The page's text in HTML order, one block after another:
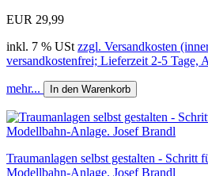
EUR 29,99
inkl. 7 % USt zzgl. Versandkosten
versandkostenfrei; Lieferzeit 2-5 Tage,
mehr... In den Warenkorb
Traumanlagen selbst gestalten - Schritt
Modellbahn-Anlage. Josef Brandl